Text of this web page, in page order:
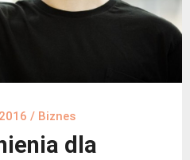
/ Biznes
dla